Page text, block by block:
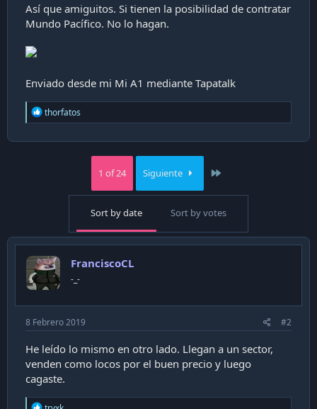
Así que amiguitos. Si tienen la posibilidad de contratar
Mundo Pacífico. No lo hagan.
Enviado desde mi Mi A1 mediante Tapatalk
R
e
c
thorfatos
1 of 24 Siguiente
Sort by date Sort by votes
FranciscoCL
-_-
8 Febrero 2019 #2
He leído lo mismo en otro lado. Llegan a un sector,
venden como locos por el buen precio y luego
cagaste.
R